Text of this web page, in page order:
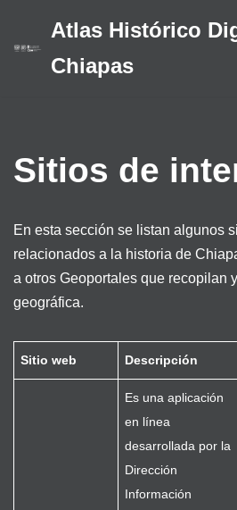
Saltar
Atlas Histórico
Chiapas
Sitios de
En esta sección se listan algunos
relacionados a la historia de
a otros Geoportales que recopilan
geográfica.
Sitio web Descripción
Es una aplicación
en línea
desarrollada por la
Dirección
Información